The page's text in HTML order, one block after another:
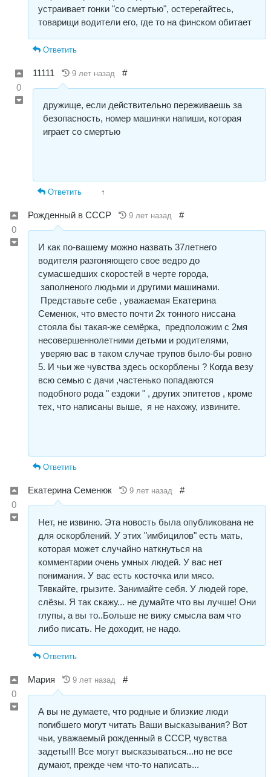
устраивает гонки "со смертью", остерегайтесь,
товарищи водители его, где то на финском обитает
Ответить
0
11111 9 лет назад #
дружище, если действительно переживаешь за
безопасность, номер машинки напиши, которая
играет со смертью
Ответить ↑
0
Рожденный в СССР 9 лет назад #
И как по-вашему можно назвать 37летнего
водителя разгоняющего свое ведро до
сумасшедших скоростей в черте города,
заполненого людьми и другими машинами.
Представьте себе , уважаемая Екатерина
Семенюк, что вместо почти 2х тонного ниссана
стояла бы такая-же семёрка, предположим с 2мя
несовершеннолетними детьми и родителями,
уверяю вас в таком случае трупов было-бы ровно
5. И чьи же чувства здесь оскорблены ? Когда везу
всю семью с дачи ,частенько попадаются
подобного рода " ездоки " , других эпитетов , кроме
тех, что написаны выше, я не нахожу, извините.
Ответить
0
Екатерина Семенюк 9 лет назад #
Нет, не извиню. Эта новость была опубликована не
для оскорблений. У этих "имбицилов" есть мать,
которая может случайно наткнуться на
комментарии очень умных людей. У вас нет
понимания. У вас есть косточка или мясо.
Тявкайте, грызите. Занимайте себя. У людей горе,
слёзы. Я так скажу... не думайте что вы лучше! Они
глупы, а вы то..Больше не вижу смысла вам что
либо писать. Не доходит, не надо.
Ответить
0
Мария 9 лет назад #
А вы не думаете, что родные и близкие люди
погибшего могут читать Ваши высказывания? Вот
чьи, уважаемый рожденный в СССР, чувства
задеты!!! Все могут высказываться...но не все
думают, прежде чем что-то написать...